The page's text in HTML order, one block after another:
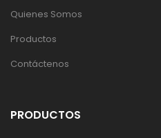
Quienes Somos
Productos
Contáctenos
PRODUCTOS